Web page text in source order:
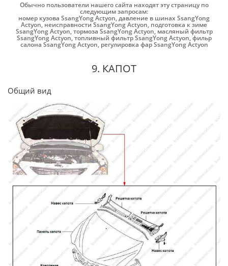
Обычно пользователи нашего сайта находят эту страницу по
следующим запросам:
номер кузова SsangYong Actyon,давление в шинах SsangYong
Actyon,неисправности SsangYong Actyon, подготовка к зиме
SsangYong Actyon,тормоза SsangYong Actyon, масляный фильтр
SsangYong Actyon,топливный фильтр SsangYong Actyon,фильр
салона SsangYong Actyon, регулировка фар SsangYong Actyon
9. КАПОТ
Общий вид